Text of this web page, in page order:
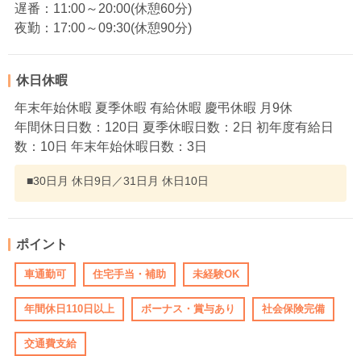
遅番：11:00～20:00(休憩60分)
夜勤：17:00～09:30(休憩90分)
休日休暇
年末年始休暇 夏季休暇 有給休暇 慶弔休暇 月9休
年間休日日数：120日 夏季休暇日数：2日 初年度有給日
数：10日 年末年始休暇日数：3日
■30日月 休日9日／31日月 休日10日
ポイント
車通勤可 住宅手当・補助 未経験OK
年間休日110日以上 ボーナス・賞与あり 社会保険完備
交通費支給